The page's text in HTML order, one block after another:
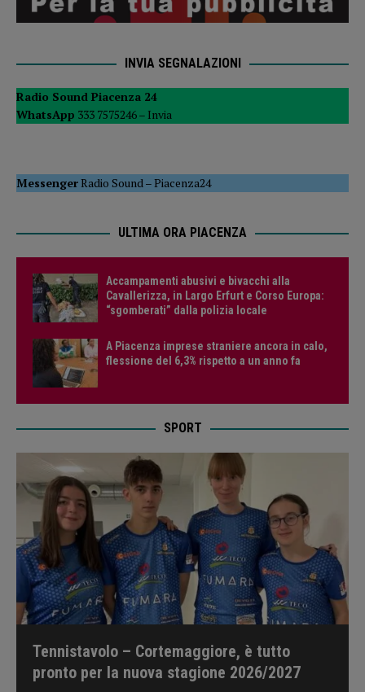
INVIA SEGNALAZIONI
Radio Sound Piacenza 24
WhatsApp 333 7575246 – Invia
MessengerRadio Sound –Piacenza24
ULTIMA ORA PIACENZA
Accampamenti abusivi e bivacchi alla
Cavallerizza, in Largo Erfurt e Corso Europa:
“sgomberati” dalla polizia locale
A Piacenza imprese straniere ancora in calo,
flessione del 6,3% rispetto a un anno fa
SPORT
Tennistavolo – Cortemaggiore, è tutto
pronto per la nuova stagione 2026/2027